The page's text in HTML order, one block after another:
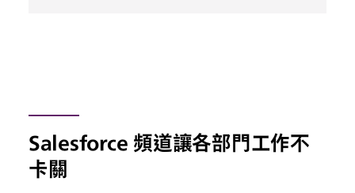
Salesforce 頻道讓各部門工作不
卡關